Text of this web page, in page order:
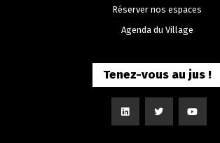
Réserver nos espaces
Agenda du Village
Tenez-vous au jus !